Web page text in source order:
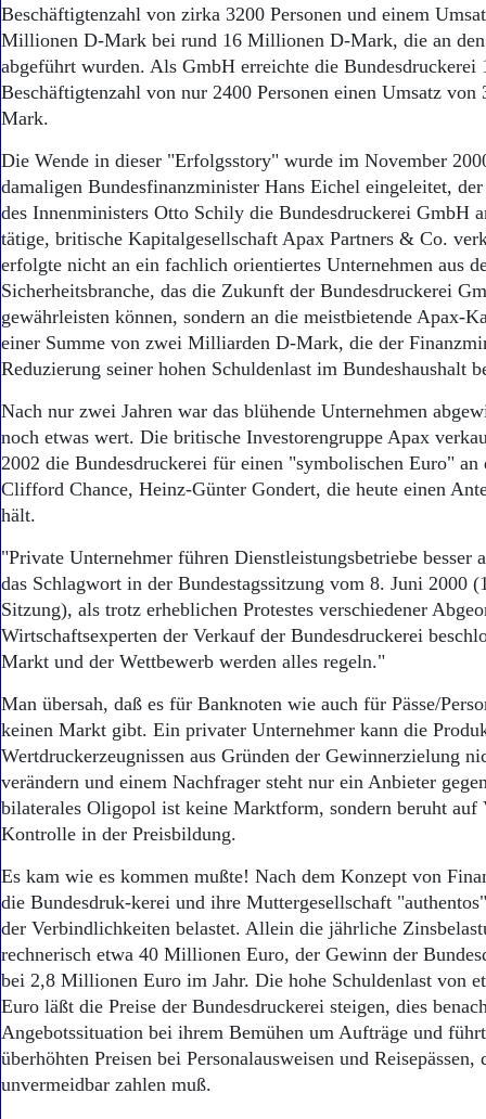
Beschäftigtenzahl von zirka 3200 Personen und einem
Millionen D-Mark bei rund 16 Millionen D-Mark, die an den
abgeführt wurden. Als GmbH erreichte die Bundesdruckerei
Beschäftigtenzahl von nur 2400 Personen einen Umsatz
Mark.
Die Wende in dieser "Erfolgsstory" wurde im November
damaligen Bundesfinanzminister Hans Eichel eingeleitet,
des Innenministers Otto Schily die Bundesdruckerei GmbH
tätige, britische Kapitalgesellschaft Apax Partners & Co.
erfolgte nicht an ein fachlich orientiertes Unternehmen aus
Sicherheitsbranche, das die Zukunft der Bundesdruckerei
gewährleisten können, sondern an die meistbietende Apax-
einer Summe von zwei Milliarden D-Mark, die der
Reduzierung seiner hohen Schuldenlast im Bundeshaushalt
Nach nur zwei Jahren war das blühende Unternehmen
noch etwas wert. Die britische Investorengruppe Apax
2002 die Bundesdruckerei für einen "symbolischen Euro"
Clifford Chance, Heinz-Günter Gondert, die heute einen
hält.
"Private Unternehmer führen Dienstleistungsbetriebe besser
das Schlagwort in der Bundestagssitzung vom 8. Juni 2000
Sitzung), als trotz erheblichen Protestes verschiedener
Wirtschaftsexperten der Verkauf der Bundesdruckerei
Markt und der Wettbewerb werden alles regeln."
Man übersah, daß es für Banknoten wie auch für Pässe/
keinen Markt gibt. Ein privater Unternehmer kann die
Wertdruckerzeugnissen aus Gründen der Gewinnerzielung
verändern und einem Nachfrager steht nur ein Anbieter
bilaterales Oligopol ist keine Marktform, sondern beruht auf
Kontrolle in der Preisbildung.
Es kam wie es kommen mußte! Nach dem Konzept von
die Bundesdruk-kerei und ihre Muttergesellschaft
der Verbindlichkeiten belastet. Allein die jährliche
rechnerisch etwa 40 Millionen Euro, der Gewinn der
bei 2,8 Millionen Euro im Jahr. Die hohe Schuldenlast von
Euro läßt die Preise der Bundesdruckerei steigen, dies
Angebotssituation bei ihrem Bemühen um Aufträge und
überhöhten Preisen bei Personalausweisen und Reisepässen,
unvermeidbar zahlen muß.